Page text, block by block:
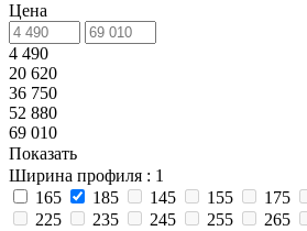
Цена
4 490
20 620
36 750
52 880
69 010
Показать
Ширина профиля : 1
165
185 145 155 175
225
235 245 255 265